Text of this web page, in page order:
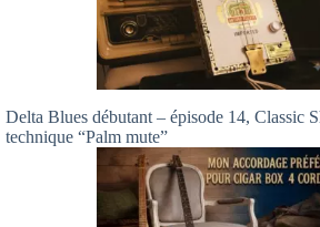
Delta Blues débutant – épisode 14, Classic
technique “Palm mute”